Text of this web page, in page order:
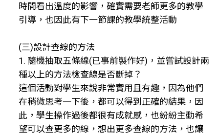
時間看出溫度的影響，確實需要老師更多的教學
引導，也因此有下一節課的教學統整活動
(三)設計查線的方法
1. 隨機抽取五條線(已事前製作好)，並嘗試設計兩
種以上的方法檢查線是否斷掉？
這個活動對學生來說非常實用且有趣，因為他們
在稍微思考一下後，都可以得到正確的結果，因
此，學生操作過後都很有成就感，也紛紛主動希
望可以查更多的線，想出更多查線的方法，也讓